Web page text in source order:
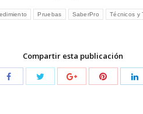
Pruebas SaberPro Técnicos y
Compartir esta publicación